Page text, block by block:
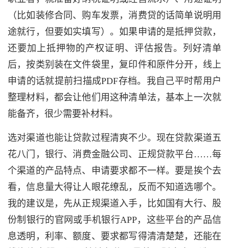
（比如装修合同、购车发票，消费贷的话简单说明用
途就行，但要如实填写）。如果申请的是抵押贷款，
还要加上抵押物的产权证明、评估报告。列好清单
后，按类别装在文件袋里，复印件和原件分开，线上
申请的话就提前扫描成PDF存档。我自己平时帮用户
整理材料，都会让他们用这种清单法，基本上一次就
能备齐，很少需要补材料。
选对渠道也能让贷款过程清爽不少。现在贷款渠道五
花八门，银行、消费金融公司、正规贷款平台……每
个渠道的产品特点、申请要求都不一样。要是挨个去
看，信息量大得让人眼花缭乱，反而不知道选哪个。
我的建议是，先从正规渠道入手，比如国有大行、股
份制银行的官网或手机银行APP，这些平台的产品信
息透明，利率、额度、要求都写得清清楚楚，还能在